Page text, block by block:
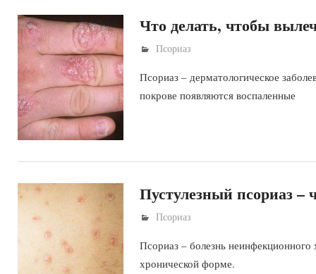
Что делать, чтобы
Псориаз
Псориаз – дерматологическое
покрове появляются воспаленные
Пустулезный псориаз –
Псориаз
Псориаз – болезнь неинфекционного
хронической форме.